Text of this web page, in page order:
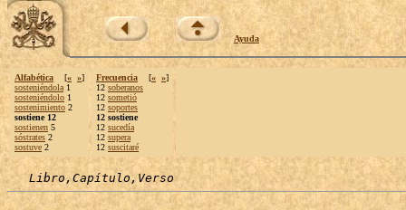
Ayuda
Alfabética [« »]
sosteniéndola 1
sosteniéndolo 1
sostenimiento 2
sostiene 12
sostienen 5
sóstrates 2
sostuve 2
Frecuencia [« »]
12 soberanos
12 sometió
12 soportes
12 sostiene
12 sucedía
12 supera
12 suscitaré
Libro,Capítulo,Verso